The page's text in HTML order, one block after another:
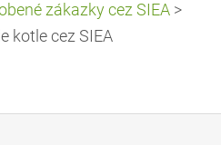
zákazky cez SIEA >
kotle cez SIEA